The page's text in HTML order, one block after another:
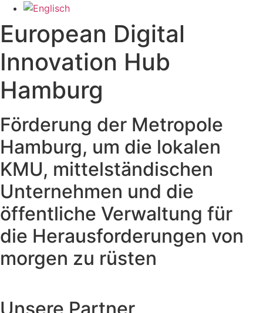
European Digital
Innovation Hub
Hamburg
Förderung der Metropole
Hamburg, um die lokalen
KMU, mittelständischen
Unternehmen und die
öffentliche Verwaltung für
die Herausforderungen von
morgen zu rüsten